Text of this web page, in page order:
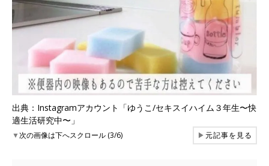
出典：Instagramアカウント「ゆうこ/セキスイハイム３年生〜快
適生活研究中〜」
▼次の画像は下へスクロール (3/6) ▶元記事を見る